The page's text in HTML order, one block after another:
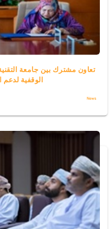
تعاون مشترك بين جامعة
الوقفية لدعم
News